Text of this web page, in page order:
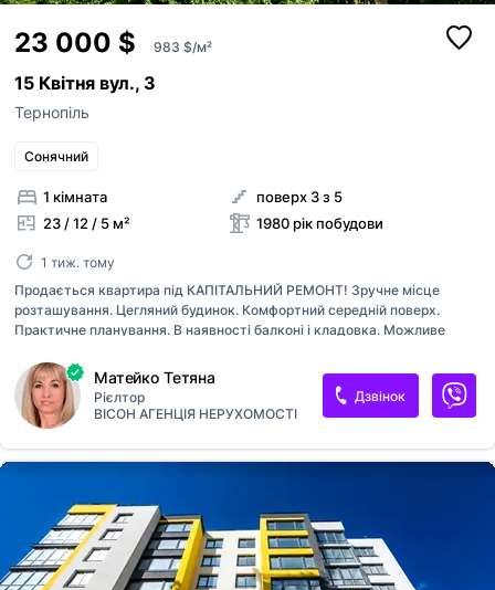
23 000 $ 983 $/м²
15 Квітня вул., 3
Тернопіль
Сонячний
1 кімната
23 / 12 / 5 м²
поверх 3 з 5
1980 рік побудови
1 тиж. тому
Продається квартира під КАПІТАЛЬНИЙ РЕМОНТ! Зручне місце
розташування. Цегляний будинок. Комфортний середній поверх.
Практичне планування. В наявності балконі і кладовка. Можливе
майдачники, зупинка громадського транспорту, ТРЦ.
Матейко Тетяна
Рієлтор
ВІСОН АГЕНЦІЯ НЕРУХОМОСТІ
Дзвінок